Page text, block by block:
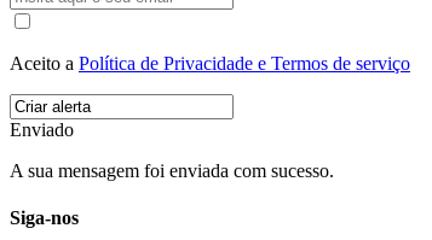
Aceito a Política de Privacidade e Termos de serviço
Enviado
A sua mensagem foi enviada com sucesso.
Siga-nos